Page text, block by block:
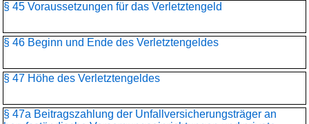
§ 45 Voraussetzungen für das Verletztengeld
§ 46 Beginn und Ende des Verletztengeldes
§ 47 Höhe des Verletztengeldes
§ 47a Beitragszahlung der Unfallversicherungsträger an